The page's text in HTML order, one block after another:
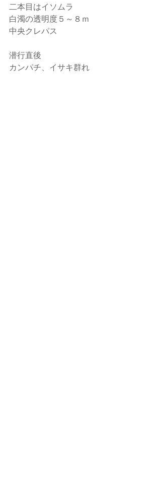
二本目はイソムラ
白濁の透明度５～８ｍ
中央クレパス
潜行直後
カンパチ、イサキ群れ